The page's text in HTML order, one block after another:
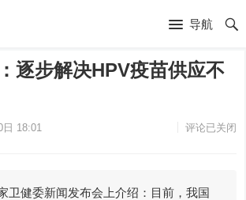
导航
逐步解决HPV疫苗供应不
日 18:01 评论已关闭
健委新闻发布会上介绍：目前，我国